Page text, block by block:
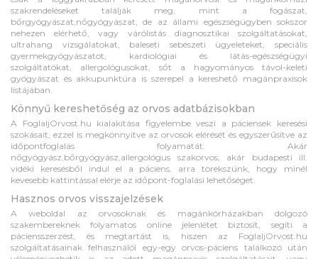
szakrendeléseket találják meg, mint a fogászat,
bőrgyógyászat,nőgyógyászat, de az állami egészségügyben sokszor
nehezen elérhető, vagy várólistás diagnosztikai szolgáltatásokat,
ultrahang vizsgálatokat, baleseti sebészeti ügyeleteket, speciális
gyermekgyógyászatot, kardiológiai és látás-egészségügyi
szolgáltatókat, allergológusokat, sőt a hagyományos távol-keleti
gyógyászat és akkupunktúra is szerepel a kereshető magánpraxisok
listájában.
Könnyű kereshetőség az orvos adatbázisokban
A FoglaljOrvost.hu kialakítása figyelembe veszi a páciensek keresési
szokásait, ezzel is megkönnyítve az orvosok elérését és egyszerűsítve az
időpontfoglalás folyamatát. Akár
nőgyógyász,bőrgyógyász,allergológus szakorvos, akár budapesti ill.
vidéki keresésből indul el a páciens, arra törekszünk, hogy minél
kevesebb kattintással elérje az időpont-foglalási lehetőséget.
Hasznos orvos visszajelzések
A weboldal az orvosoknak és magánkórházakban dolgozó
szakembereknek folyamatos online jelenlétet biztosít, segíti a
páciensszerzést, és megtartást is, hiszen az FoglaljOrvost.hu
szolgáltatásainak felhasználói egy-egy orvos-páciens találkozó után